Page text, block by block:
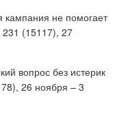
не помогает
231 (15117), 27
вопрос без истерик
26 ноября – 3